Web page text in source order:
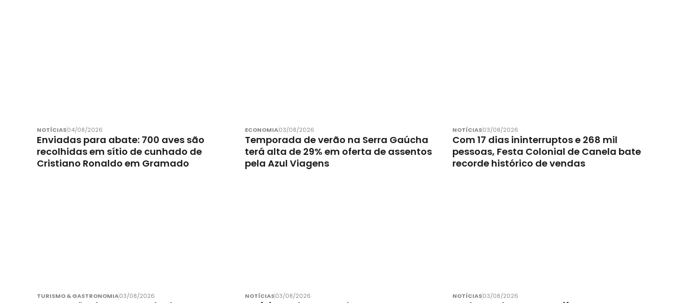
NOTÍCIAS04/08/2026
Enviadas para abate: 700 aves são
recolhidas em sítio de cunhado de
Cristiano Ronaldo em Gramado
ECONOMIA03/08/2026
Temporada de verão na Serra Gaúcha
terá alta de 29% em oferta de assentos
pela Azul Viagens
NOTÍCIAS03/08/2026
Com 17 dias ininterruptos e 268 mil
pessoas, Festa Colonial de Canela bate
recorde histórico de vendas
TURISMO & GASTRONOMIA03/08/2026 NOTÍCIAS03/08/2026 NOTÍCIAS03/08/2026